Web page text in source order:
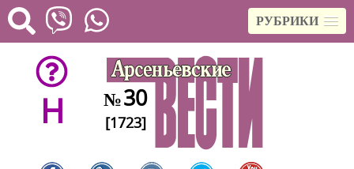
РУБРИКИ
H №30
[1723]